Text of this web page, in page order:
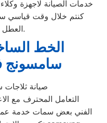
خدمات الصيانة لاجهزة
كنتم خلال وقت قياسي
العطل وصيانة الجهاز.
الخط
سامسونج
صيانة
التعامل المحترف مع
الفني بعض سمات خدمة